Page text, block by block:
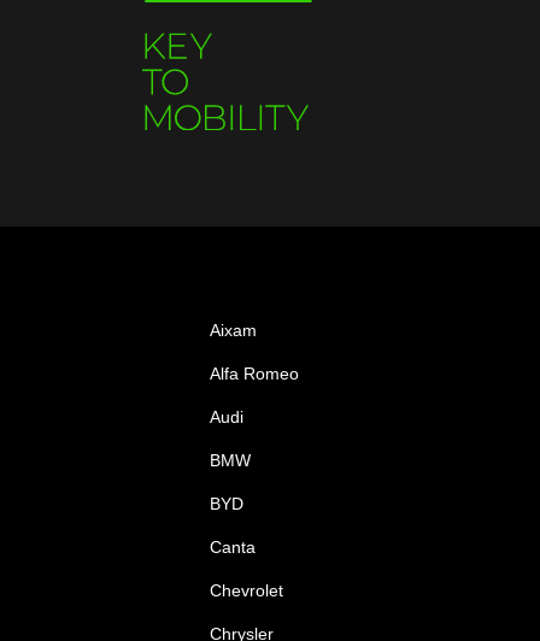
Aixam
Alfa Romeo
Audi
BMW
BYD
Canta
Chevrolet
Chrysler